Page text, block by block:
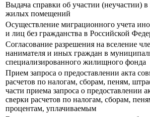
Выдача справки об участии (неучастии)
жилых помещений
Осуществление миграционного учета
и лиц без гражданства в Российской
Согласование разрешения на вселение
нанимателя и иных граждан в
специализированного жилищного фонда
Прием запроса о предоставлении акта
расчетов по налогам, сборам, пеням,
части приема запроса о предоставлении
сверки расчетов по налогам, сборам,
процентам, уплачиваемым